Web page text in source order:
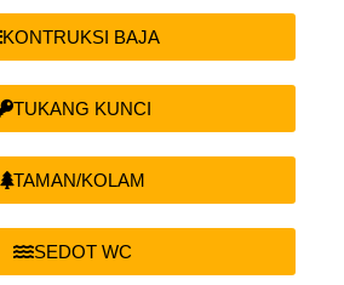
KONTRUKSI BAJA
TUKANG KUNCI
TAMAN/KOLAM
SEDOT WC